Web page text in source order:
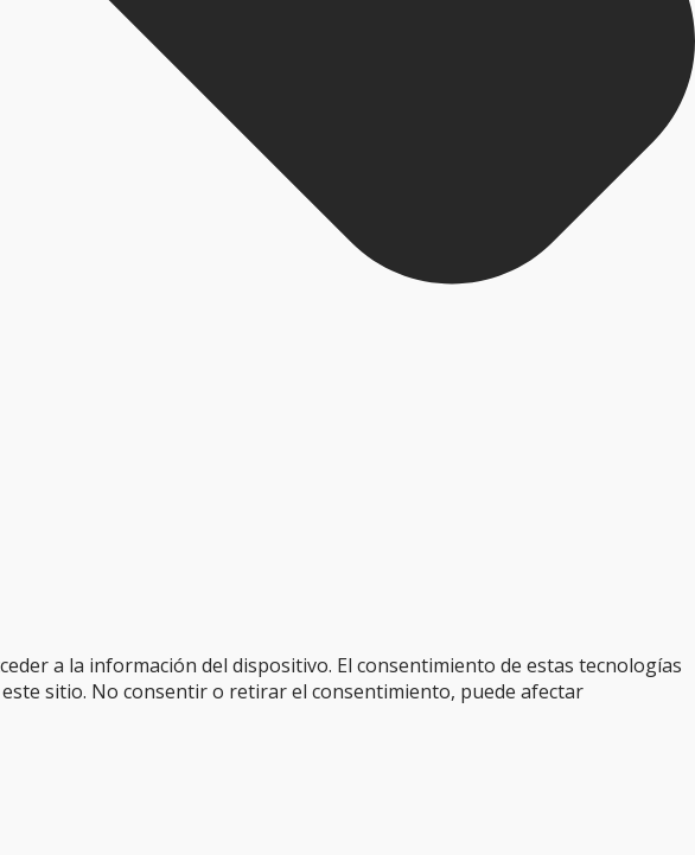
a la información del dispositivo. El consentimiento de estas tecnologías
sitio. No consentir o retirar el consentimiento, puede afectar